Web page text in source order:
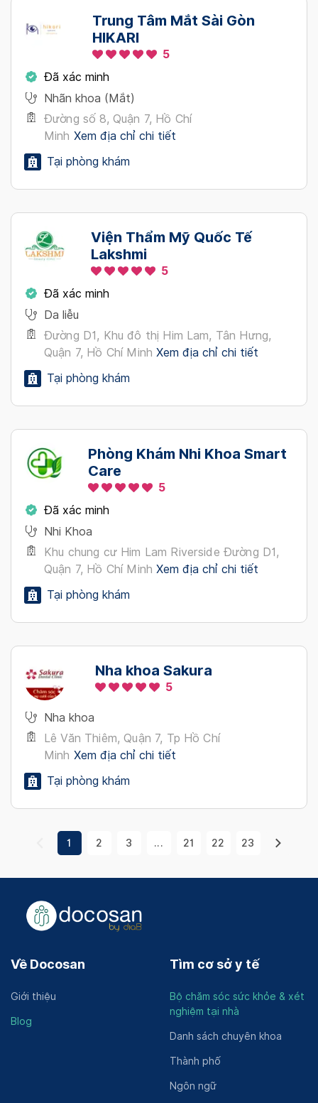
Trung Tâm Mắt Sài Gòn
HIKARI
5
Đã xác minh
Nhãn khoa (Mắt)
Đường số 8, Quận 7, Hồ Chí
Minh Xem địa chỉ chi tiết
Tại phòng khám
Viện Thẩm Mỹ Quốc Tế
Lakshmi
5
Đã xác minh
Da liễu
Đường D1, Khu đô thị Him Lam, Tân Hưng,
Quận 7, Hồ Chí Minh Xem địa chỉ chi tiết
Tại phòng khám
Phòng Khám Nhi Khoa Smart
Care
5
Đã xác minh
Nhi Khoa
Khu chung cư Him Lam Riverside Đường D1,
Quận 7, Hồ Chí Minh Xem địa chỉ chi tiết
Tại phòng khám
Nha khoa Sakura
5
Nha khoa
Lê Văn Thiêm, Quận 7, Tp Hồ Chí
Minh Xem địa chỉ chi tiết
Tại phòng khám
1 2 3 ... 21 22 23
Về Docosan
Giới thiệu
Blog
Tìm cơ sở y tế
Bộ chăm sóc sức khỏe & xét
nghiệm tại nhà
Danh sách chuyên khoa
Thành phố
Ngôn ngữ